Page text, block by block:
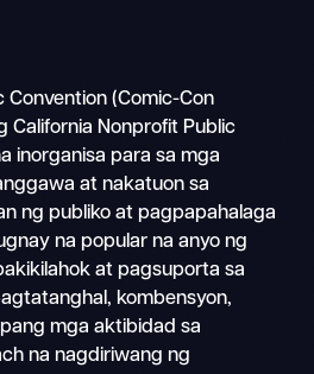
Convention (Comic-Con
California Nonprofit Public
inorganisa para sa mga
at nakatuon sa
ng publiko at pagpapahalaga
na popular na anyo ng
at pagsuporta sa
kombensyon,
mga aktibidad sa
na nagdiriwang ng